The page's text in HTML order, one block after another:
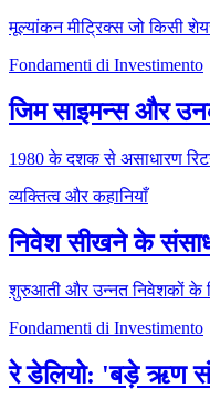
मूल्यांकन मीट्रिक्स जो किसी
Fondamenti di Investimento
जिम साइमन्स और
1980 के दशक से असाधारण
व्यक्तित्व और कहानियाँ
निवेश सीखने के
शुरुआती और उन्नत निवेशकों के
Fondamenti di Investimento
रे डेलियो: 'बड़े ऋण